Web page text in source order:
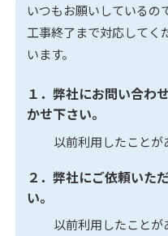
いつもお願いしているの
工事終了まで対応してく
います。
１．弊社にお問い合わ
かせ下さい。
以前利用したことが
２．弊社にご依頼いた
い。
以前利用したことが